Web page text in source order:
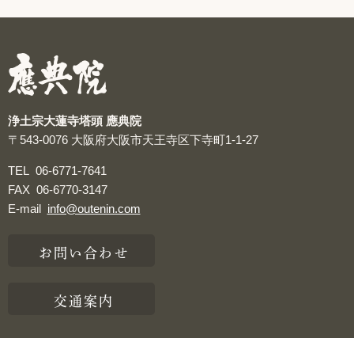
つぶやき
浄土宗大蓮寺塔頭 應典院
〒543-0076 大阪府大阪市天王寺区下寺町1-1-27
TEL 06-6771-7641
FAX 06-6770-3147
E-mail info@outenin.com
お問い合わせ
交通案内